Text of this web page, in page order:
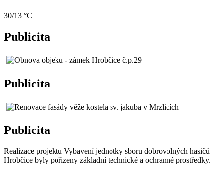
30/13 °C
Publicita
Publicita
Publicita
Realizace projektu Vybavení jednotky sboru dobrovolných hasičů
Hrobčice byly pořizeny základní technické a ochranné prostředky.